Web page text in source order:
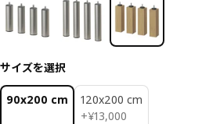
サイズを選択
90x200 cm
120x200 cm
+¥13,000
¥ 13000